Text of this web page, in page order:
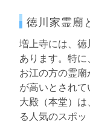
徳川家霊廟
増上寺には、
あります。特
お江の方の霊
が高いとされ
大殿（本堂）
る人気のスポッ